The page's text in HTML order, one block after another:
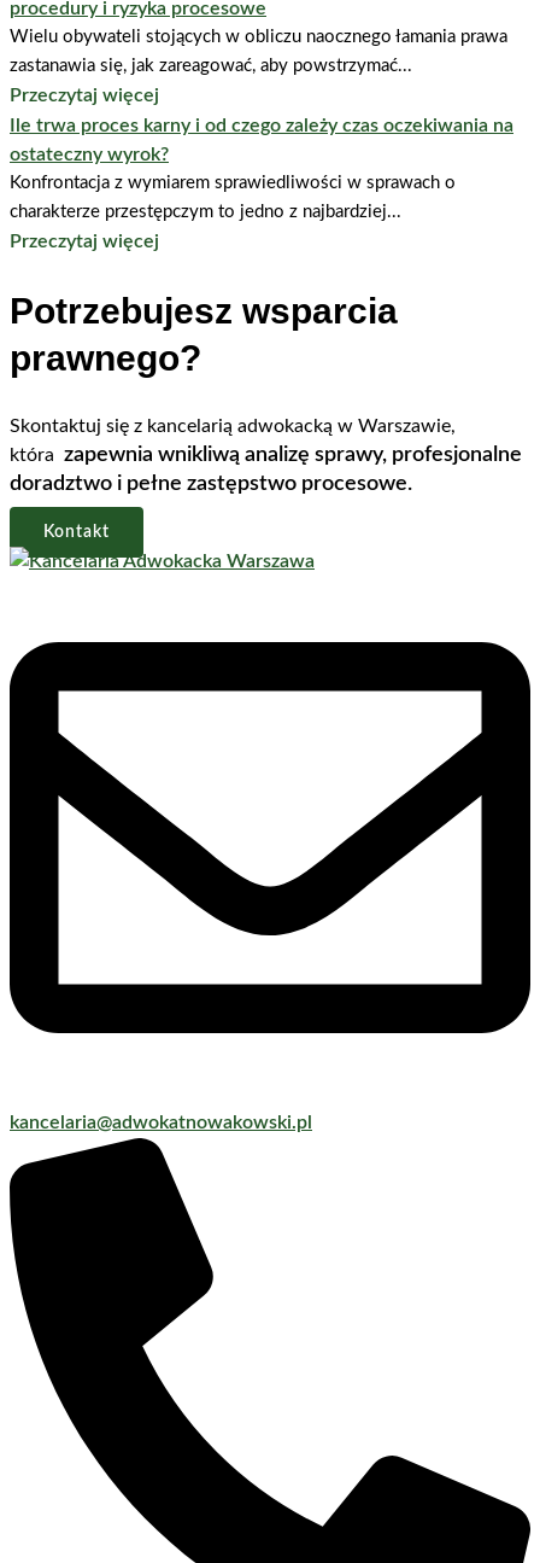
procedury i ryzyka procesowe
Wielu obywateli stojących w obliczu naocznego łamania prawa
zastanawia się, jak zareagować, aby powstrzymać...
Przeczytaj więcej
Ile trwa proces karny i od czego zależy czas oczekiwania na
ostateczny wyrok?
Konfrontacja z wymiarem sprawiedliwości w sprawach o
charakterze przestępczym to jedno z najbardziej...
Przeczytaj więcej
Potrzebujesz wsparcia
prawnego?
Skontaktuj się z kancelarią adwokacką w Warszawie,
która zapewnia wnikliwą analizę sprawy, profesjonalne
doradztwo i pełne zastępstwo procesowe.
Kontakt
kancelaria@adwokatnowakowski.pl